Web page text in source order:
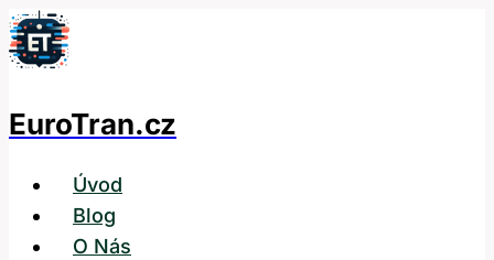
Přeskočit
na
EuroTran.cz
Úvod
Blog
O Nás